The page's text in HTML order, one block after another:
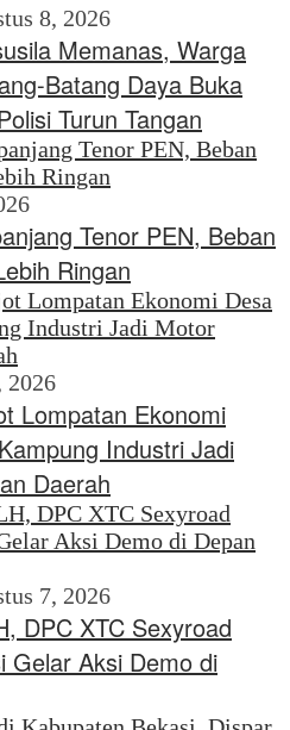
8, 2026
Memanas, Warga
Batang Daya Buka
Turun Tangan
Tenor PEN, Beban
Ringan
2026
Lompatan Ekonomi
Industri Jadi
Daerah
7, 2026
DPC XTC Sexyroad
Gelar Aksi Demo di